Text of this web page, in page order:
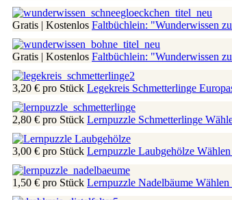
Gratis | Kostenlos Faltbüchlein: "Wunderwissen
Gratis | Kostenlos Faltbüchlein: "Wunderwissen
3,20 € pro Stück Legekreis Schmetterlinge
2,80 € pro Stück Lernpuzzle Schmetterlinge
3,00 € pro Stück Lernpuzzle Laubgehölze
1,50 € pro Stück Lernpuzzle Nadelbäume Wählen